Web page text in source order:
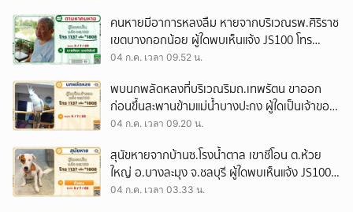
คนหายมีอาการหลงลืม หายจากบริเวณรพ.ศิริราช
เขตบางกอกน้อย ผู้ใดพบเห็นแจ้ง JS100 โทร
*1808 หรือ 1137
04 ก.ค. เวลา 09.52 น.
พบนกพลัดหลงที่บริเวณริมถ.เทพรัตน ขาออก
ก่อนขึ้นสะพานข้ามแม่น้ำบางปะกง ผู้ใดเป็นเจ้าของ
แจ้ง JS100 โทร *1808 หรือ 1137
04 ก.ค. เวลา 09.20 น.
สุนัขหายจากบ้านซ.โรงน้ำตาล เขาชีโอน ต.ห้วย
ใหญ่ อ.บางละมุง จ.ชลบุรี ผู้ใดพบเห็นแจ้ง JS100
โทร *1808 หรือ 1137
04 ก.ค. เวลา 03.33 น.